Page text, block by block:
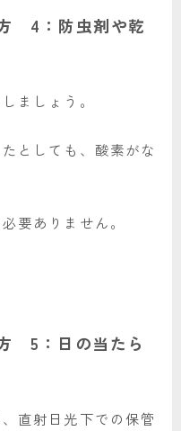
4：防虫剤や乾
ましょう。
としても、酸素がな
要ありません。
5：日の当たら
直射日光下での保管